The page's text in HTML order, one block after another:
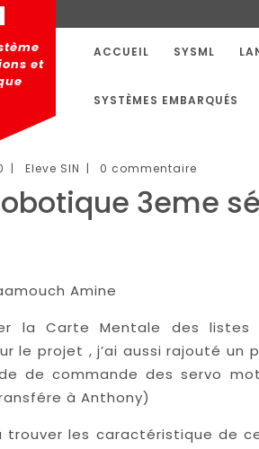
et
ACCUEIL SYSML
SYSTÈMES EMBARQUÉS
| Eleve SIN | 0 commentaire
3eme
Amine
la Carte Mentale des
le projet , j’ai aussi rajouté un
de commande des servo
à Anthony)
trouver les caractéristique de